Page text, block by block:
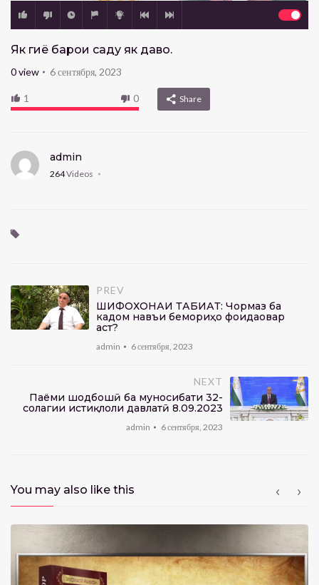
Як гиёҳ барои саду як даво.
0view 6 сентября, 2023
1 0 Share
admin
264Videos
PREV
ШИФОХОНАИ ТАБИАТ: Чормағз ба
кадом навъи бемориҳо фоидаовар
аст?
admin 6 сентября, 2023
NEXT
Паёми шодбошӣ ба муносибати 32-
солагии истиқлоли давлатӣ 8.09.2023
admin 6 сентября, 2023
You may also like this